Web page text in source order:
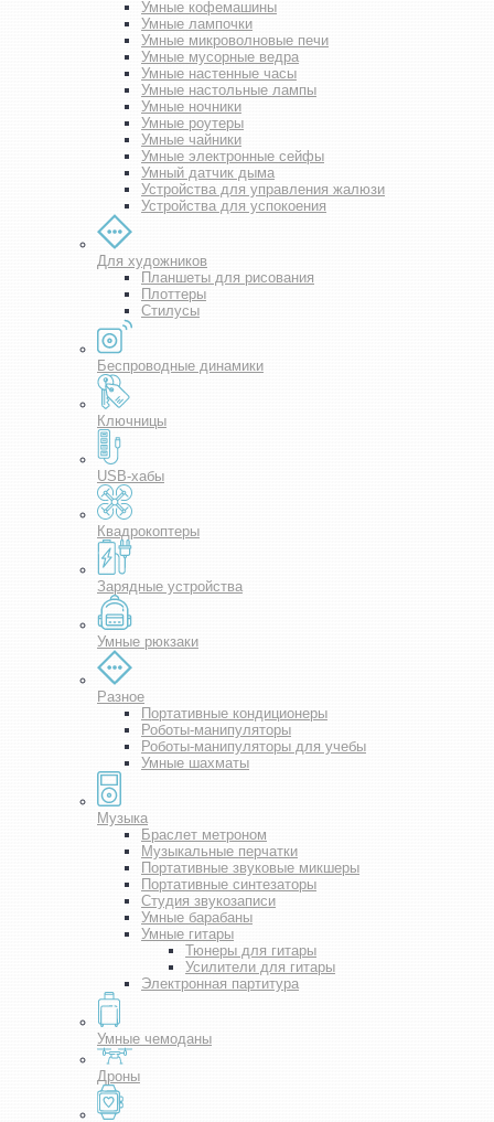
Умные кофемашины
Умные лампочки
Умные микроволновые печи
Умные мусорные ведра
Умные настенные часы
Умные настольные лампы
Умные ночники
Умные роутеры
Умные чайники
Умные электронные сейфы
Умный датчик дыма
Устройства для управления жалюзи
Устройства для успокоения
Для художников
Планшеты для рисования
Плоттеры
Стилусы
Беспроводные динамики
Ключницы
USB-хабы
Квадрокоптеры
Зарядные устройства
Умные рюкзаки
Разное
Портативные кондиционеры
Роботы-манипуляторы
Роботы-манипуляторы для учебы
Умные шахматы
Музыка
Браслет метроном
Музыкальные перчатки
Портативные звуковые микшеры
Портативные синтезаторы
Студия звукозаписи
Умные барабаны
Умные гитары
Тюнеры для гитары
Усилители для гитары
Электронная партитура
Умные чемоданы
Дроны